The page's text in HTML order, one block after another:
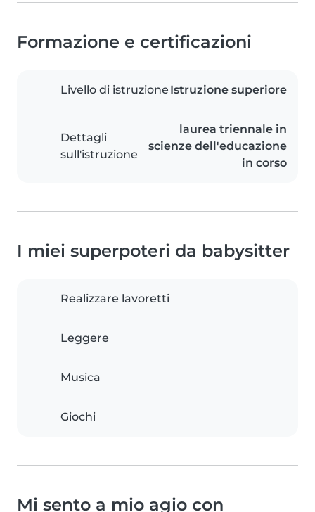
Formazione e certificazioni
Livello di istruzione Istruzione superiore
Dettagli
sull'istruzione
laurea triennale in
scienze dell'educazione
in corso
I miei superpoteri da babysitter
Realizzare lavoretti
Leggere
Musica
Giochi
Mi sento a mio agio con